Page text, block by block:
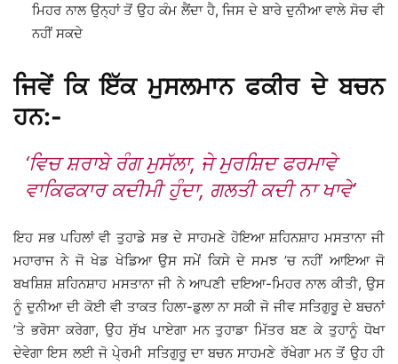
ਮਿਹਰ ਨਾਲ ਉਨ੍ਹਾਂ ਤੋਂ ਉਹ ਕੰਮ ਲੈਂਦਾ ਹੈ, ਜਿਸ ਦੇ ਬਾਰੇ ਦੁਨੀਆ ਵਾਲੇ ਸੋਚ ਵੀ
ਨਹੀਂ ਸਕਦੇ
ਜਿਵੇਂ ਕਿ ਇੱਕ ਮੁਸਲਮਾਨ ਫਕੀਰ ਦੇ ਬਚਨ
ਹਨ:-
‘ਵਿਚ ਸ਼ਰਾਬੇ ਰੰਗ ਮੁਸੱਲਾ, ਜੇ ਮੁਰਸ਼ਿਦ ਫਰਮਾਵੇ
ਵਾਕਿਫਕਾਰ ਕਦੀਮੀ ਹੁੰਦਾ, ਗਲਤੀ ਕਦੀ ਨਾ ਖਾਵੇ’
ਇਹ ਸਭ ਪਹਿਲਾਂ ਵੀ ਤੁਹਾਡੇ ਸਭ ਦੇ ਸਾਹਮਣੇ ਹੋਇਆ ਸ਼ਹਿਨਸ਼ਾਹ ਮਸਤਾਨਾ ਜੀ
ਮਹਾਰਾਜ ਨੇ ਜੋ ਖੇਡ ਖੇਡਿਆ ਉਸ ਸਮੇਂ ਕਿਸੇ ਦੇ ਸਮਝ ’ਚ ਨਹੀਂ ਆਇਆ ਜੋ
ਬਖਸ਼ਿਸ਼ ਸ਼ਹਿਨਸ਼ਾਹ ਮਸਤਾਨਾ ਜੀ ਨੇ ਆਪਣੀ ਦਇਆ-ਮਿਹਰ ਨਾਲ ਕੀਤੀ, ਉਸ
ਨੂੰ ਦੁਨੀਆ ਦੀ ਕੋਈ ਵੀ ਤਾਕਤ ਹਿਲਾ-ਡੁਲਾ ਨਾ ਸਕੀ ਜੋ ਜੀਵ ਸਤਿਗੁਰੂ ਦੇ ਬਚਨਾਂ
’ਤੇ ਭਰੋਸਾ ਕਰੇਗਾ, ਉਹ ਸੁੱਖ ਪਾਏਗਾ ਮਨ ਤੁਹਾਡਾ ਮਿੱਤਰ ਬਣ ਕੇ ਤੁਹਾਨੂੰ ਧੋਖਾ
ਦੇਵੇਗਾ ਇਸ ਲਈ ਜੋ ਪੇ੍ਰਮੀ ਸਤਿਗੁਰੂ ਦਾ ਬਚਨ ਸਾਹਮਣੇ ਰੱਖੇਗਾ ਮਨ ਤੋਂ ਉਹ ਹੀ